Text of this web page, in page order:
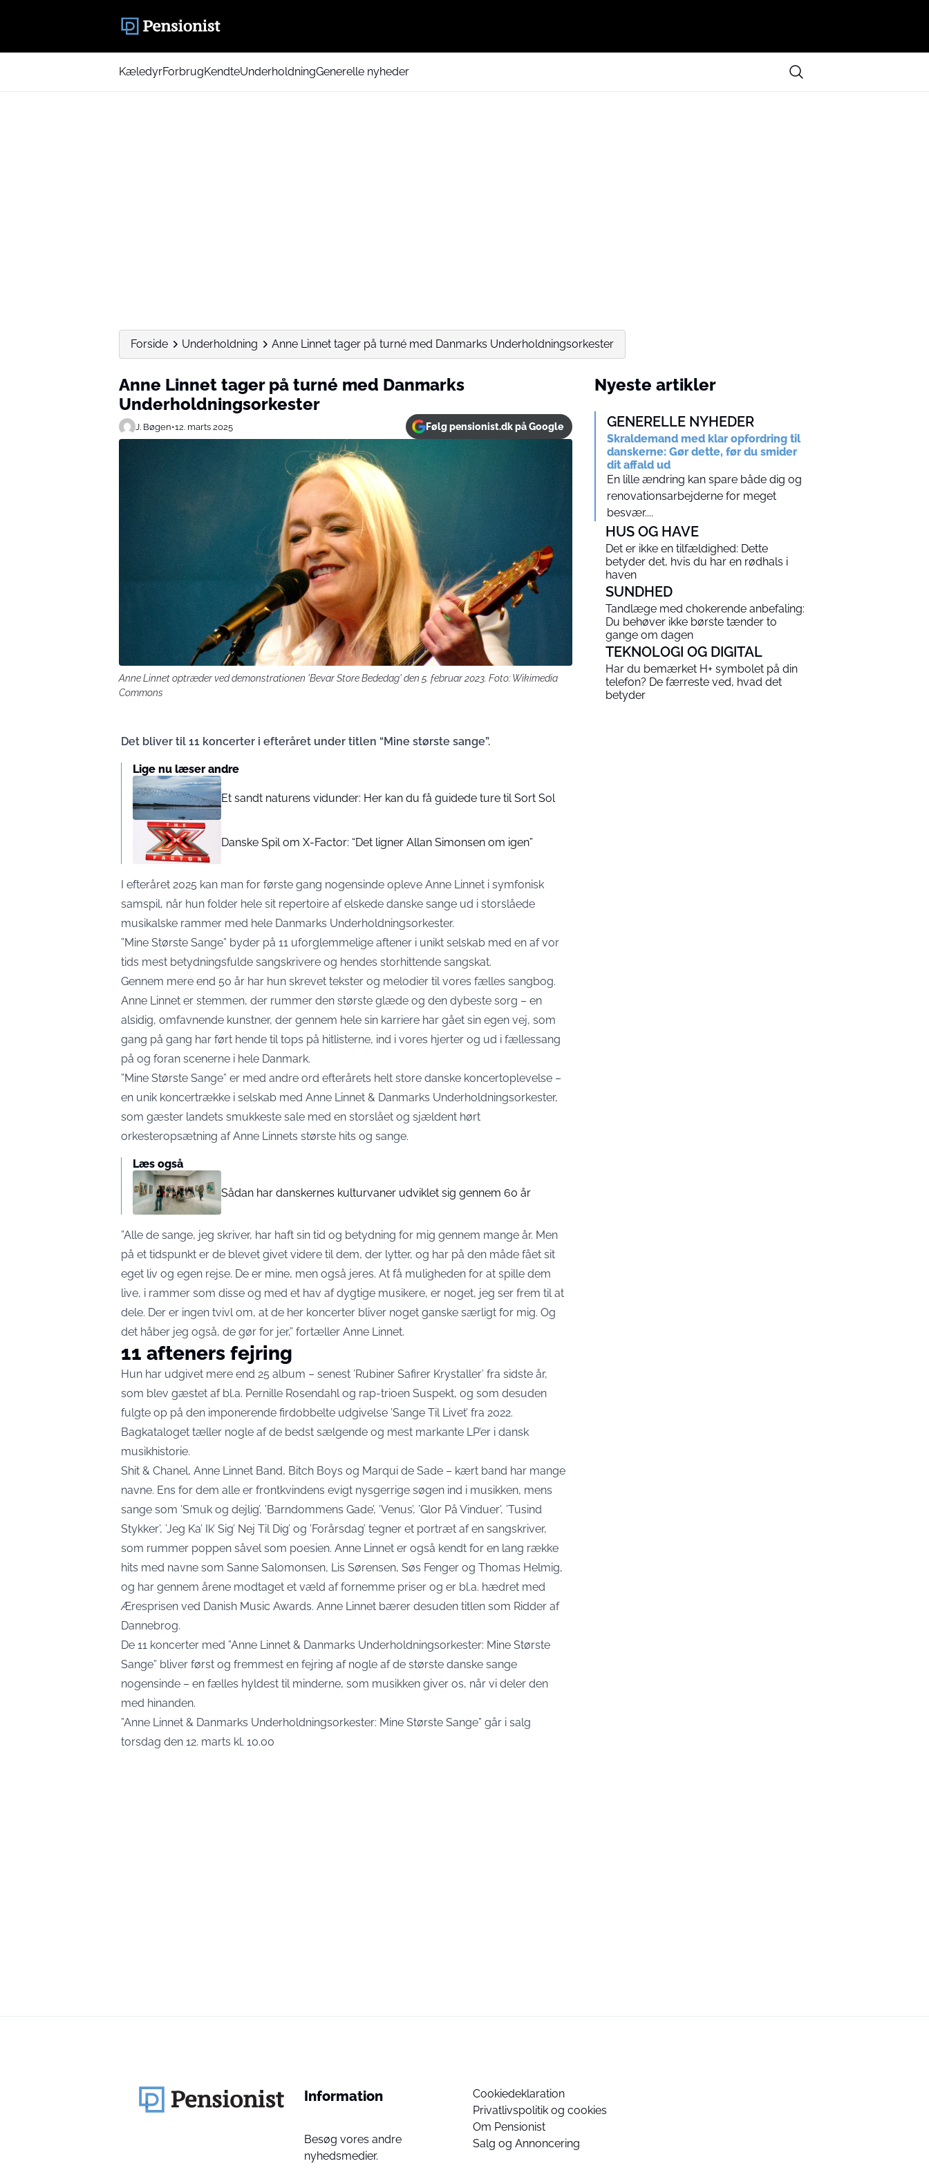
KæledyrForbrugKendteUnderholdningGenerelle nyheder
Forside Underholdning Anne Linnet tager på turné med Danmarks Underholdningsorkester
Anne Linnet tager på turné med Danmarks
Underholdningsorkester
J. Bøgen•12. marts 2025 Følg pensionist.dk på Google
Anne Linnet optræder ved demonstrationen 'Bevar Store Bededag' den 5. februar 2023. Foto: Wikimedia
Commons
Det bliver til 11 koncerter i efteråret under titlen “Mine største sange”.
Lige nu læser andre
Et sandt naturens vidunder: Her kan du få guidede ture til Sort Sol
Danske Spil om X-Factor: “Det ligner Allan Simonsen om igen”
I efteråret 2025 kan man for første gang nogensinde opleve Anne Linnet i symfonisk
samspil, når hun folder hele sit repertoire af elskede danske sange ud i storslåede
musikalske rammer med hele Danmarks Underholdningsorkester.
”Mine Største Sange” byder på 11 uforglemmelige aftener i unikt selskab med en af vor
tids mest betydningsfulde sangskrivere og hendes storhittende sangskat.
Gennem mere end 50 år har hun skrevet tekster og melodier til vores fælles sangbog.
Anne Linnet er stemmen, der rummer den største glæde og den dybeste sorg – en
alsidig, omfavnende kunstner, der gennem hele sin karriere har gået sin egen vej, som
gang på gang har ført hende til tops på hitlisterne, ind i vores hjerter og ud i fællessang
på og foran scenerne i hele Danmark.
”Mine Største Sange” er med andre ord efterårets helt store danske koncertoplevelse –
en unik koncertrække i selskab med Anne Linnet & Danmarks Underholdningsorkester,
som gæster landets smukkeste sale med en storslået og sjældent hørt
orkesteropsætning af Anne Linnets største hits og sange.
Læs også
Sådan har danskernes kulturvaner udviklet sig gennem 60 år
”Alle de sange, jeg skriver, har haft sin tid og betydning for mig gennem mange år. Men
på et tidspunkt er de blevet givet videre til dem, der lytter, og har på den måde fået sit
eget liv og egen rejse. De er mine, men også jeres. At få muligheden for at spille dem
live, i rammer som disse og med et hav af dygtige musikere, er noget, jeg ser frem til at
dele. Der er ingen tvivl om, at de her koncerter bliver noget ganske særligt for mig. Og
det håber jeg også, de gør for jer,” fortæller Anne Linnet.
11 afteners fejring
Hun har udgivet mere end 25 album – senest ’Rubiner Safirer Krystaller’ fra sidste år,
som blev gæstet af bl.a. Pernille Rosendahl og rap-trioen Suspekt, og som desuden
fulgte op på den imponerende firdobbelte udgivelse ’Sange Til Livet’ fra 2022.
Bagkataloget tæller nogle af de bedst sælgende og mest markante LP’er i dansk
musikhistorie.
Shit & Chanel, Anne Linnet Band, Bitch Boys og Marqui de Sade – kært band har mange
navne. Ens for dem alle er frontkvindens evigt nysgerrige søgen ind i musikken, mens
sange som ’Smuk og dejlig’, ’Barndommens Gade’, ’Venus’, ’Glor På Vinduer’, ’Tusind
Stykker’, ’Jeg Ka’ Ik’ Sig’ Nej Til Dig’ og ’Forårsdag’ tegner et portræt af en sangskriver,
som rummer poppen såvel som poesien. Anne Linnet er også kendt for en lang række
hits med navne som Sanne Salomonsen, Lis Sørensen, Søs Fenger og Thomas Helmig,
og har gennem årene modtaget et væld af fornemme priser og er bl.a. hædret med
Æresprisen ved Danish Music Awards. Anne Linnet bærer desuden titlen som Ridder af
Dannebrog.
De 11 koncerter med ”Anne Linnet & Danmarks Underholdningsorkester: Mine Største
Sange” bliver først og fremmest en fejring af nogle af de største danske sange
nogensinde – en fælles hyldest til minderne, som musikken giver os, når vi deler den
med hinanden.
”Anne Linnet & Danmarks Underholdningsorkester: Mine Største Sange” går i salg
torsdag den 12. marts kl. 10.00
Nyeste artikler
GENERELLE NYHEDER
Skraldemand med klar opfordring til
danskerne: Gør dette, før du smider
dit affald ud
En lille ændring kan spare både dig og
renovationsarbejderne for meget
besvær....
HUS OG HAVE
Det er ikke en tilfældighed: Dette
betyder det, hvis du har en rødhals i
haven
SUNDHED
Tandlæge med chokerende anbefaling:
Du behøver ikke børste tænder to
gange om dagen
TEKNOLOGI OG DIGITAL
Har du bemærket H+ symbolet på din
telefon? De færreste ved, hvad det
betyder
Information
Besøg vores andre
nyhedsmedier.
Cookiedeklaration
Privatlivspolitik og cookies
Om Pensionist
Salg og Annoncering